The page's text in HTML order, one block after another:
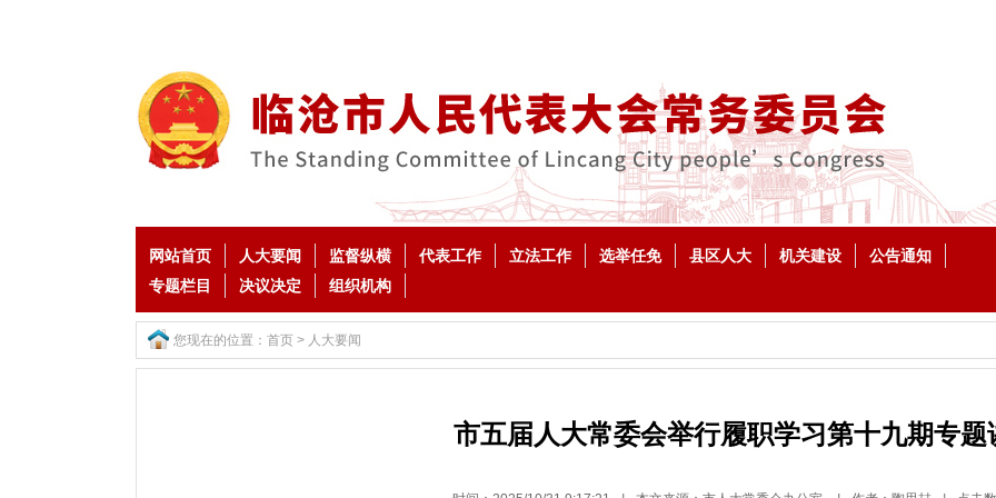
网站首页 人大要闻 监督纵横 代表工作 立法工作 选举任免 县区人大 机关建设
公告通知
专题栏目
决议决定 组织机构
您现在的位置： 首页 > 人大要闻
市五届人大常委会举行履职学习第十九期专题